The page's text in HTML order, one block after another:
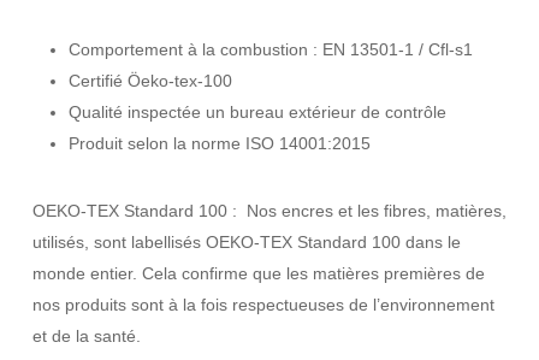
Comportement à la combustion : EN 13501-1 / Cfl-s1
Certifié Öeko-tex-100
Qualité inspectée un bureau extérieur de contrôle
Produit selon la norme ISO 14001:2015
OEKO-TEX Standard 100 : Nos encres et les fibres, matières,
utilisés, sont labellisés OEKO-TEX Standard 100 dans le
monde entier. Cela confirme que les matières premières de
nos produits sont à la fois respectueuses de l’environnement
et de la santé.